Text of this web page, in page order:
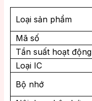
Loại sản phẩm
Mã số
Tần suất hoạt động
Loại IC
Bộ nhớ